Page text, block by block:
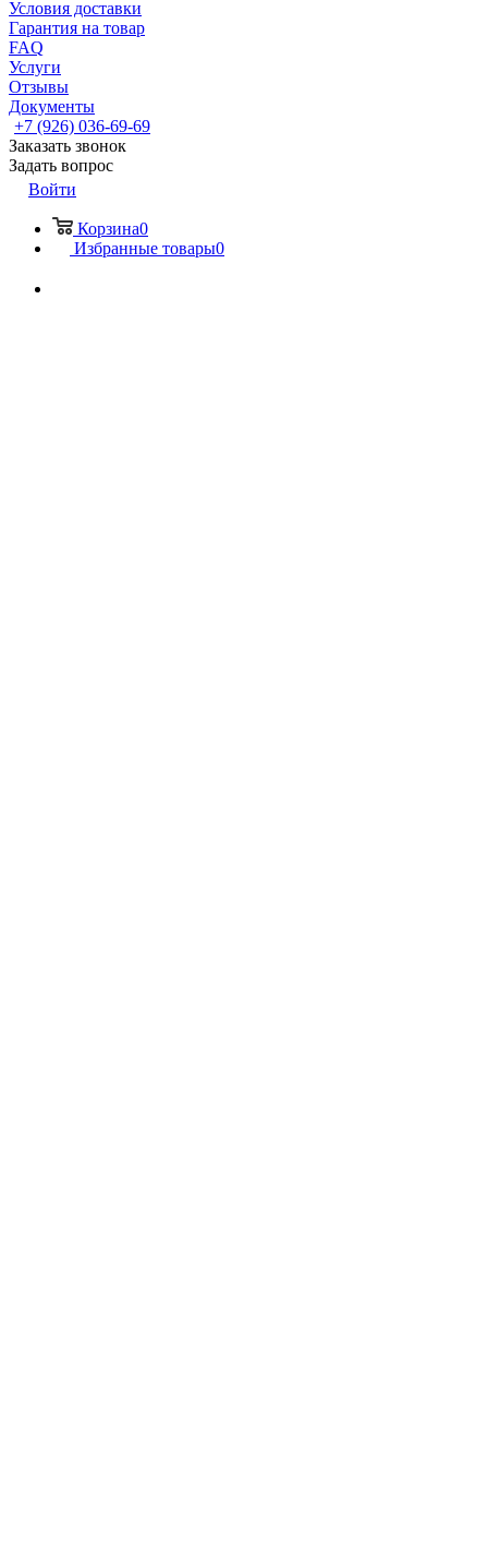
Условия доставки
Гарантия на товар
FAQ
Услуги
Отзывы
Документы
+7 (926) 036-69-69
Заказать звонок
Задать вопрос
Войти
Корзина0
Избранные товары0